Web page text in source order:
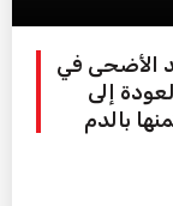
الأضحى في
إلى
بالدم